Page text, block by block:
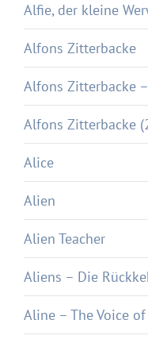
Alfie, der kleine
Alfons Zitterbacke
Alfons Zitterbacke
Alfons Zitterbacke
Alice
Alien
Alien Teacher
Aliens – Die
Aline – The Voice